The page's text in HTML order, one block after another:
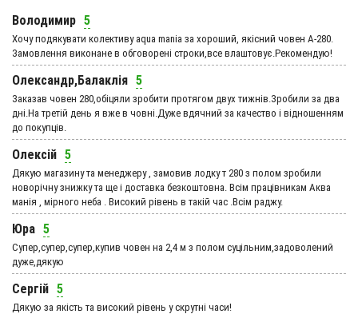
Володимир 5
Хочу подякувати колективу aqua mania за хороший, якісний човен А-280.
Замовлення виконане в обговорені строки,все влаштовує.Рекомендую!
Олександр,Балаклія 5
Заказав човен 280,обіцяли зробити протягом двух тижнів.Зробили за два
дні.На третій день я вже в човні.Дуже вдячний за качество і відношенням
до покупців.
Олексій 5
Дякую магазину та менеджеру , замовив лодку т 280 з полом зробили
новорічну знижку та ще і доставка безкоштовна. Всім працівникам Аква
манія , мірного неба . Високий рівень в такій час .Всім раджу.
Юра 5
Супер,супер,супер,купив човен на 2,4 м з полом суцільним,задоволений
дуже,дякую
Сергій 5
Дякую за якість та високий рівень у скрутні часи!